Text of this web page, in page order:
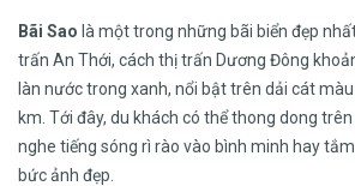
Bãi Sao là một trong những bãi biển đẹp
trấn An Thới, cách thị trấn Dương Đông
làn nước trong xanh, nổi bật trên dải cát
km. Tới đây, du khách có thể thong dong
nghe tiếng sóng rì rào vào bình minh hay
bức ảnh đẹp.